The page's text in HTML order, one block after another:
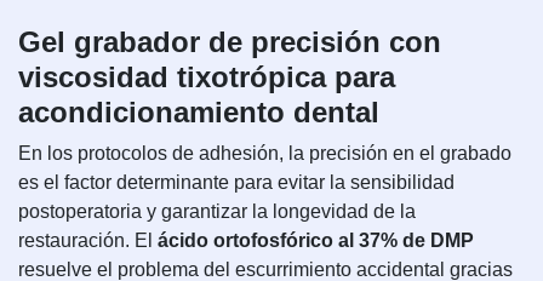
Gel grabador de precisión con
viscosidad tixotrópica para
acondicionamiento dental
En los protocolos de adhesión, la precisión en el grabado
es el factor determinante para evitar la sensibilidad
postoperatoria y garantizar la longevidad de la
restauración. El ácido ortofosfórico al 37% de DMP
resuelve el problema del escurrimiento accidental gracias